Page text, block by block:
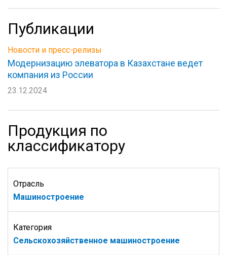
Публикации
Новости и пресс-релизы
Модернизацию элеватора в Казахстане ведет
компания из России
23.12.2024
Продукция по
классификатору
Отрасль
Машиностроение
Категория
Сельскохозяйственное машиностроение